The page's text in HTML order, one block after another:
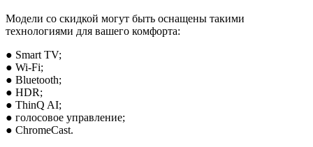
Модели со скидкой могут быть оснащены такими
технологиями для вашего комфорта:
● Smart TV;
● Wi-Fi;
● Bluetooth;
● HDR;
● ThinQ AI;
● голосовое управление;
● ChromeCast.